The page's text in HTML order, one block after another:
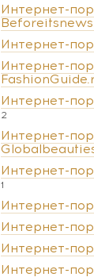
Интернет-
Интернет-
Интернет-
Интернет-
2
Интернет-
Интернет-
1
Интернет-
Интернет-
Интернет-
Интернет-